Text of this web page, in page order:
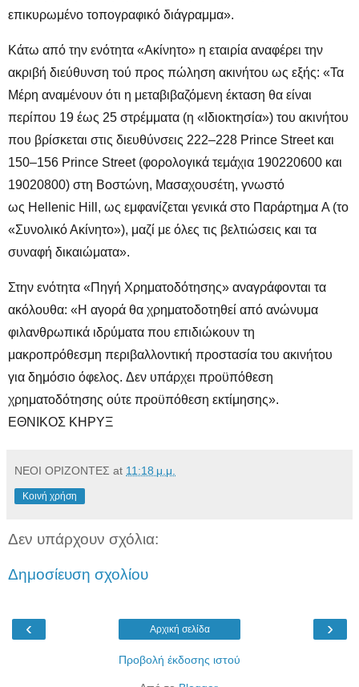
επικυρωμένο τοπογραφικό διάγραμμα».
Κάτω από την ενότητα «Ακίνητο» η εταιρία αναφέρει την
ακριβή διεύθυνση τού προς πώληση ακινήτου ως εξής: «Τα
Μέρη αναμένουν ότι η μεταβιβαζόμενη έκταση θα είναι
περίπου 19 έως 25 στρέμματα (η «Ιδιοκτησία») του ακινήτου
που βρίσκεται στις διευθύνσεις 222–228 Prince Street και
150–156 Prince Street (φορολογικά τεμάχια 190220600 και
19020800) στη Βοστώνη, Μασαχουσέτη, γνωστό
ως Hellenic Hill, ως εμφανίζεται γενικά στο Παράρτημα A (το
«Συνολικό Ακίνητο»), μαζί με όλες τις βελτιώσεις και τα
συναφή δικαιώματα».
Στην ενότητα «Πηγή Χρηματοδότησης» αναγράφονται τα
ακόλουθα: «Η αγορά θα χρηματοδοτηθεί από ανώνυμα
φιλανθρωπικά ιδρύματα που επιδιώκουν τη
μακροπρόθεσμη περιβαλλοντική προστασία του ακινήτου
για δημόσιο όφελος. Δεν υπάρχει προϋπόθεση
χρηματοδότησης ούτε προϋπόθεση εκτίμησης».
ΕΘΝΙΚΟΣ ΚΗΡΥΞ
ΝΕΟΙ ΟΡΙΖΟΝΤΕΣ at 11:18 μ.μ.
Κοινή χρήση
Δεν υπάρχουν σχόλια:
Δημοσίευση σχολίου
‹ ›
Αρχική σελίδα
Προβολή έκδοσης ιστού